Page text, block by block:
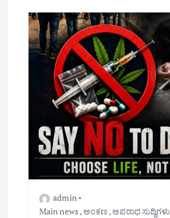
admin
Main news,ಅಂಕಣ ,ಅಪರಾಧ ಸುದ್ದಿಗಳು